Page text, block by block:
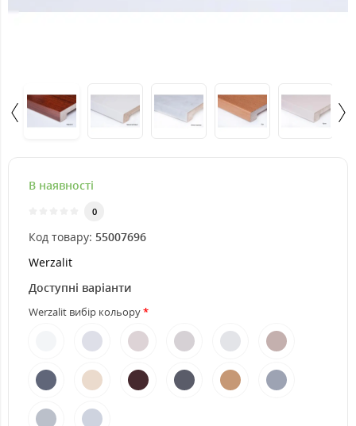
В наявності
0
Код товару: 55007696
Werzalit
Доступні варіанти
Werzalit вибір кольору